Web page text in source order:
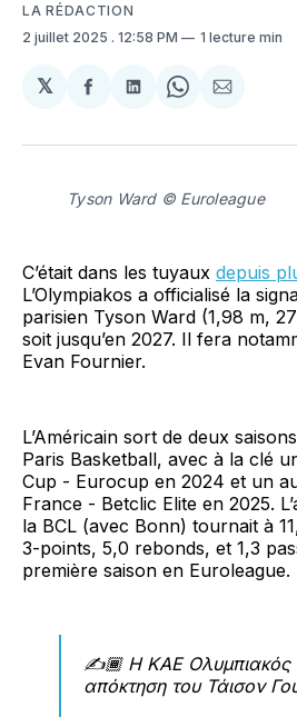
LA RÉDACTION
2 juillet 2025 . 12:58 PM 1 lecture min
𝕏
Partager
Facebook
Partager
LinkedIn
Share
WhatsApp
Partager
Tyson Ward © Euroleague
C’était dans les tuyaux depuis
L’Olympiakos a officialisé la
parisien Tyson Ward (1,98 m,
soit jusqu’en 2027. Il fera
Evan Fournier.
L’Américain sort de deux
Paris Basketball, avec à la clé
Cup - Eurocup en 2024 et un
France - Betclic Elite en 2025.
la BCL (avec Bonn) tournait à
3-points, 5,0 rebonds, et 1,3
première saison en Euroleague.
✍️🏾 Η ΚΑΕ Ολυμπιακός
απόκτηση του Τάισον